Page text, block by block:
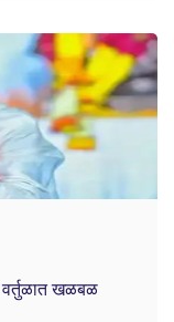
वर्तुळात खळबळ